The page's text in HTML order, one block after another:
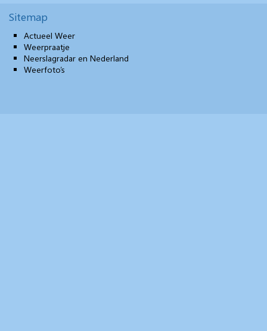
Sitemap
Actueel Weer
Weerpraatje
Neerslagradar en Nederland
Weerfoto’s